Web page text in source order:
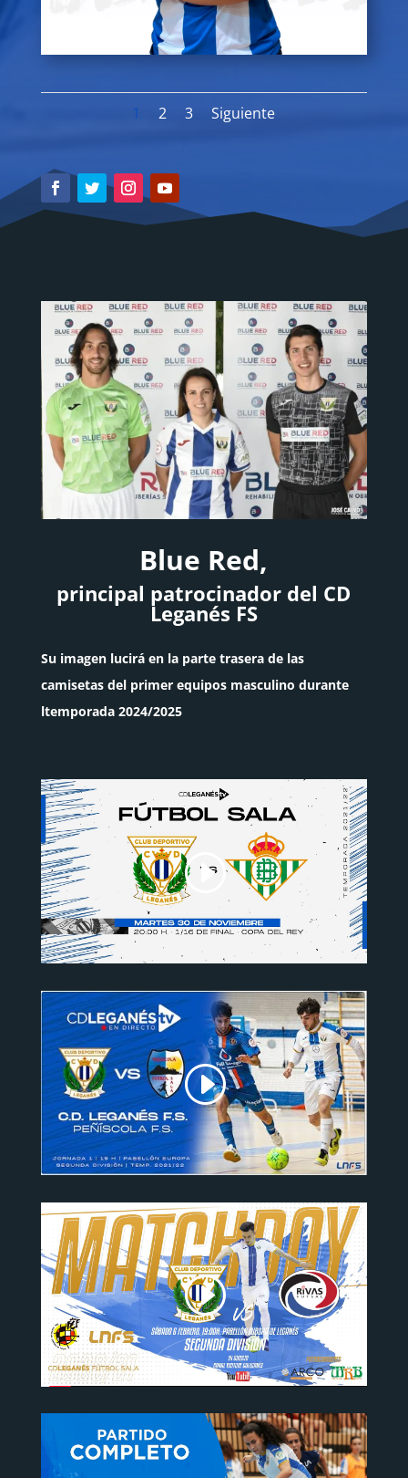
1 2 3 Siguiente
Blue Red,
principal patrocinador del CD
Leganés FS
Su imagen lucirá en la parte trasera de las
camisetas del primer equipos masculino durante
ltemporada 2024/2025